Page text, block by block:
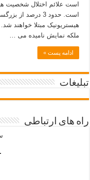
است علائم اختلال شخصیت
است. حدود 3
ملکه نمایش نامیده می …
ادامه پست »
تبلیغات
راه های ارتباطی